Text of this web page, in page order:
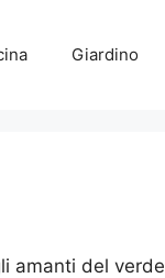
Giardino
amanti del verde